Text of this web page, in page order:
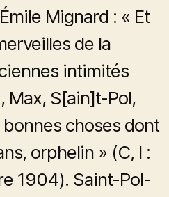
Mignard : « Et
de la
intimités
Max, S[ain]t-Pol,
choses dont
orphelin » (C, I :
1904). Saint-Pol-